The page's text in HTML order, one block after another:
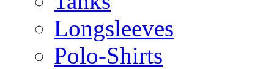
Longsleeves
Polo-Shirts